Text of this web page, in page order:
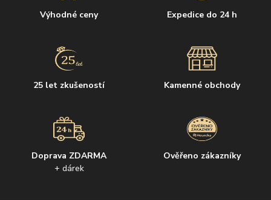
Výhodné ceny Expedice do 24 h
25 let zkušeností Kamenné obchody
Doprava ZDARMA
+ dárek
Ověřeno zákazníky